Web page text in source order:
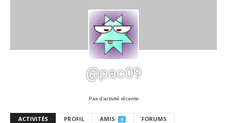
@pac09
Pas d’activité récente
ACTIVITÉS PROFIL AMIS 0 FORUMS